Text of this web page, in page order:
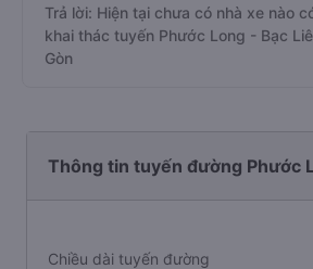
Trả lời: Hiện tại chưa có nhà xe nào
khai thác tuyến Phước Long - Bạc
Gòn
Thông tin tuyến đường Phước
Chiều dài tuyến đường